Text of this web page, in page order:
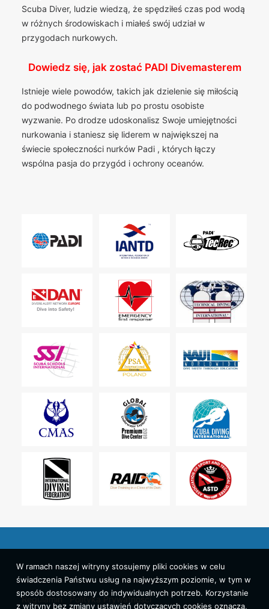
Scuba Diver, ludzie wiedzą, że spędziłeś czas pod wodą
w różnych środowiskach i miałeś swój udział w
przygodach nurkowych.
Dowiedz się, jak zostać PADI Divemasterem
Istnieje wiele powodów, takich jak dzielenie się miłością
do podwodnego świata lub po prostu osobiste
wyzwanie. Po drodze udoskonalisz Swoje umiejętności
nurkowania i staniesz się liderem w największej na
świecie społeczności nurków Padi , których łączy
wspólna pasja do przygód i ochrony oceanów.
Regulamin Polityka Prywatności
W ramach naszej witryny stosujemy pliki cookies w celu
świadczenia Państwu usług na najwyższym poziomie, w tym w
sposób dostosowany do indywidualnych potrzeb. Korzystanie
z witryny bez zmiany ustawień dotyczących cookies oznacza,